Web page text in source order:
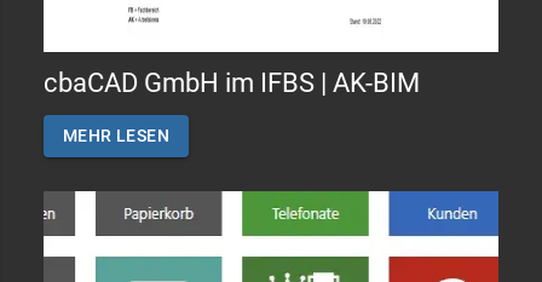
cbaCAD GmbH im IFBS | AK-BIM
MEHR LESEN